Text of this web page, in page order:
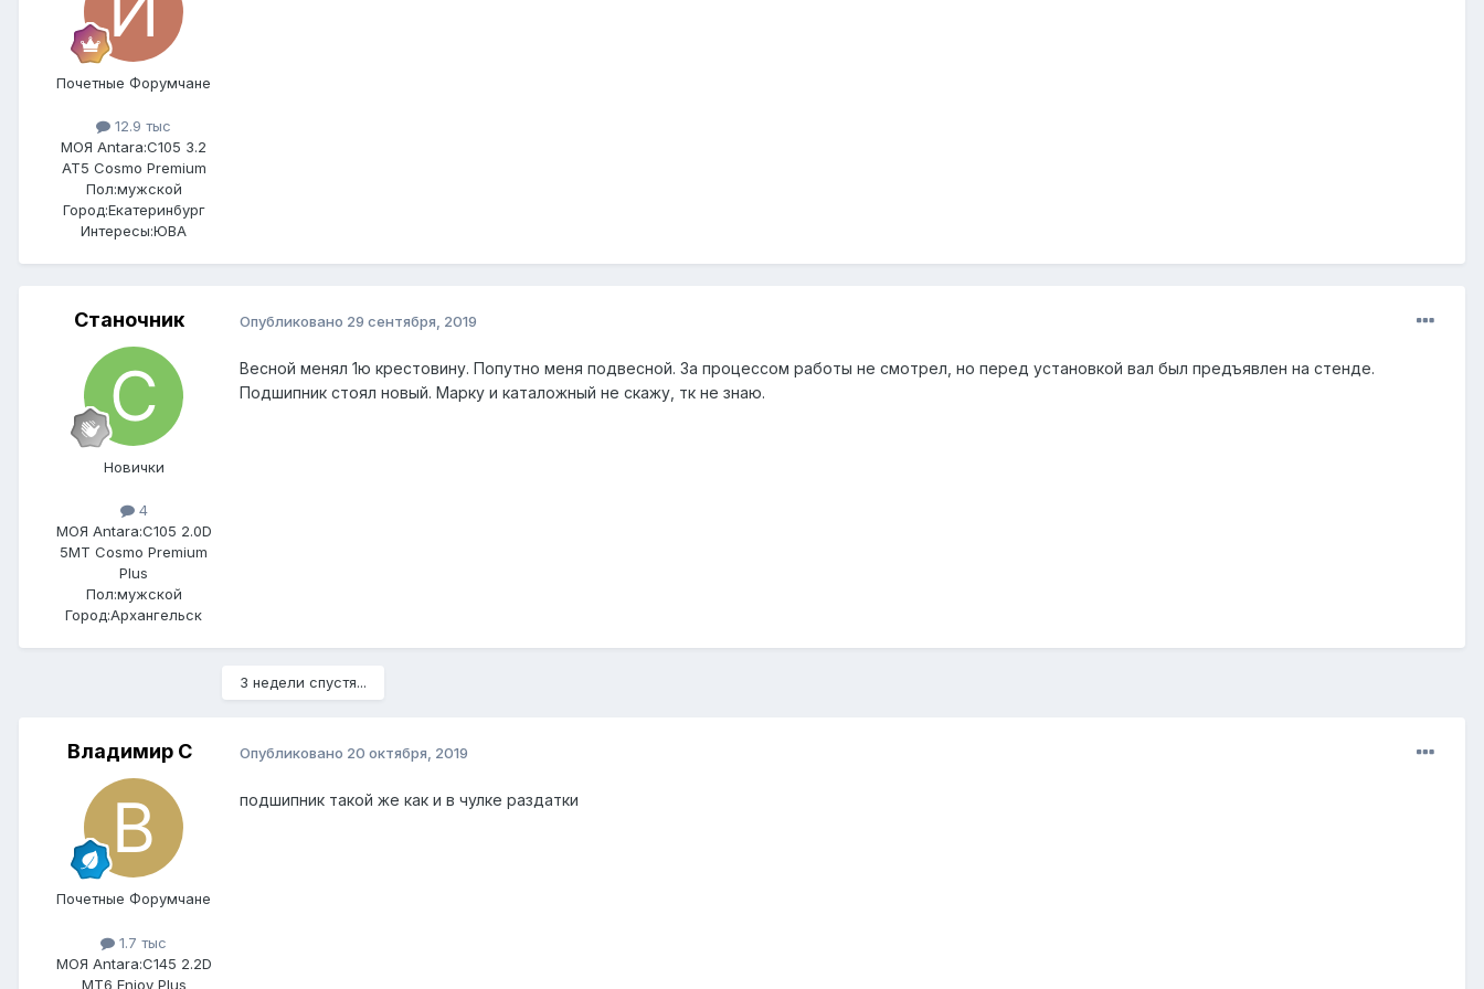
Почетные Форумчане
12.9 тыс
МОЯ Antara:C105 3.2
AT5 Cosmo Premium
Пол:мужской
Город:Екатеринбург
Интересы:ЮВА
Станочник
Новички
4
МОЯ Antara:C105 2.0D
5MT Cosmo Premium
Plus
Пол:мужской
Город:Архангельск
Опубликовано 29 сентября, 2019
Весной менял 1ю крестовину. Попутно меня подвесной. За процессом работы не смотрел, но перед установкой вал был предъявлен на стенде.
Подшипник стоял новый. Марку и каталожный не скажу, тк не знаю.
3 недели спустя...
Владимир С
Почетные Форумчане
1.7 тыс
МОЯ Antara:C145 2.2D
MT6 Enjoy Plus
Опубликовано 20 октября, 2019
подшипник такой же как и в чулке раздатки